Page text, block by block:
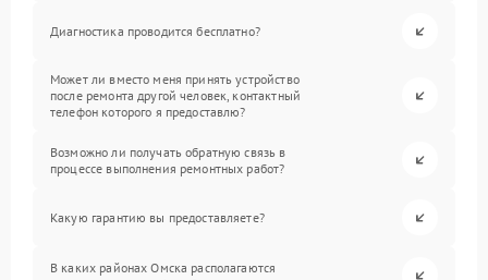
Диагностика проводится бесплатно?
Может ли вместо меня принять устройство
после ремонта другой человек, контактный
телефон которого я предоставлю?
Возможно ли получать обратную связь в
процессе выполнения ремонтных работ?
Какую гарантию вы предоставляете?
В каких районах Омска располагаются